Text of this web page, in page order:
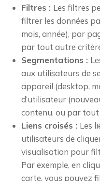
Filtres : Les filtres
filtrer les données
mois, année), par
par tout autre
Segmentations :
aux utilisateurs de
appareil (desktop,
d’utilisateur
contenu, ou par
Liens croisés : Les
utilisateurs de
visualisation pour
Par exemple, en
carte, vous pouvez